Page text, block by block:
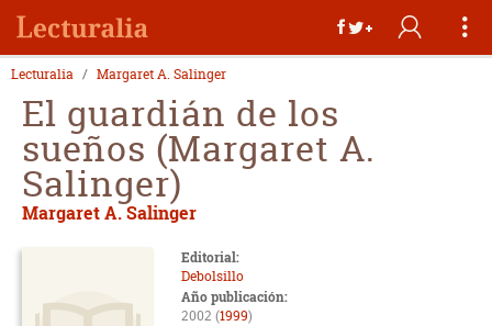
Lecturalia Margaret A. Salinger
El guardián de los
sueños (Margaret A.
Salinger)
Margaret A. Salinger
Editorial:
Debolsillo
Año publicación:
2002 (1999)